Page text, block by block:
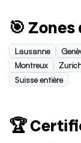
🎯
Lausanne
Montreux
Suisse entière
🏆